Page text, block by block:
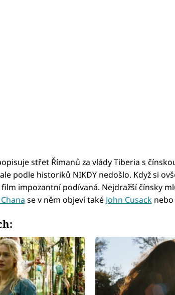
střet Římanů za vlády Tiberia s
podle historiků NIKDY nedošlo. Když si
impozantní podívaná. Nejdražší čínsky
se v něm objeví také John Cusack nebo